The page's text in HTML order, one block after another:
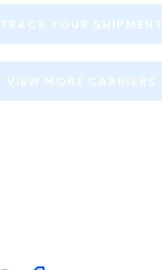
TRACK YOUR SHIPMENT
VIEW MORE CARRIERS